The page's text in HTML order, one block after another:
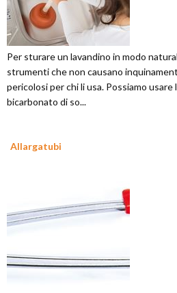
Per sturare un lavandino in modo
strumenti che non causano
pericolosi per chi li usa. Possiamo
bicarbonato di so...
Allargatubi